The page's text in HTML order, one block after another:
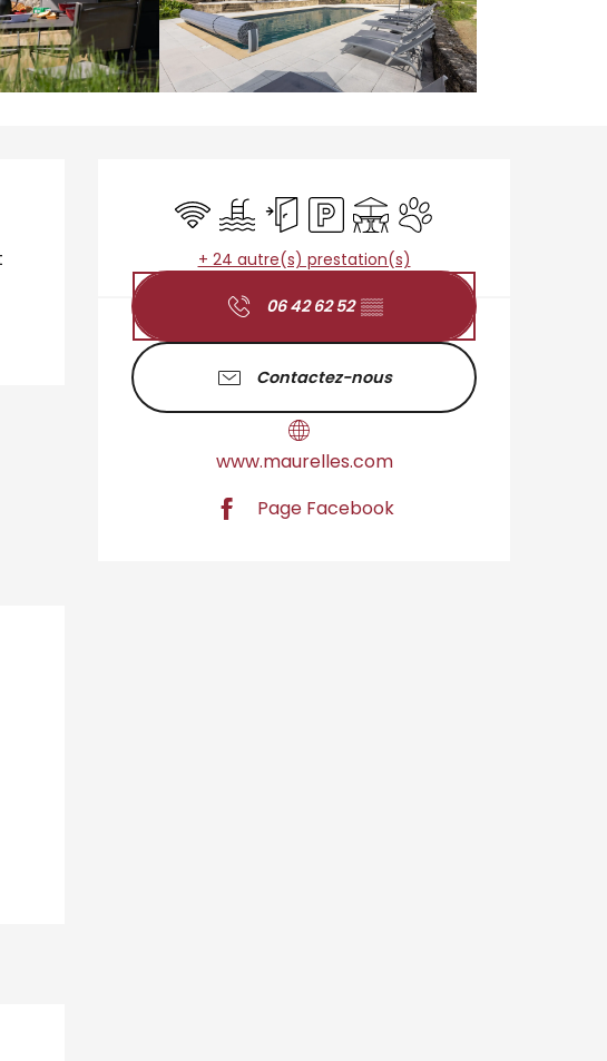
Ouverture et
WiFi PiscineEntrée indépendante
ParkingTerrasseAnimaux acceptés
+ 24 autre(s) prestation(s)
06 42 62 52 ▒▒
Contactez-nous
www.maurelles.com
Page Facebook